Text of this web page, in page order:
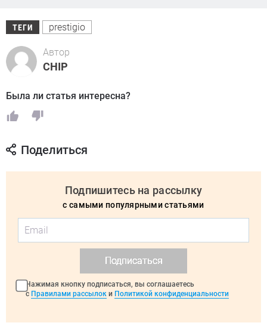
ТЕГИ prestigio
Автор
CHIP
Была ли статья интересна?
Поделиться
Подпишитесь на рассылку
с самыми популярными статьями
Подписаться
Нажимая кнопку подписаться, вы соглашаетесь
с Правилами рассылок и Политикой конфиденциальности